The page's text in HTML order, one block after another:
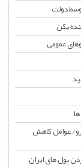
دولت
پکن
عمومی
عوامل کاهش
پول های ایران